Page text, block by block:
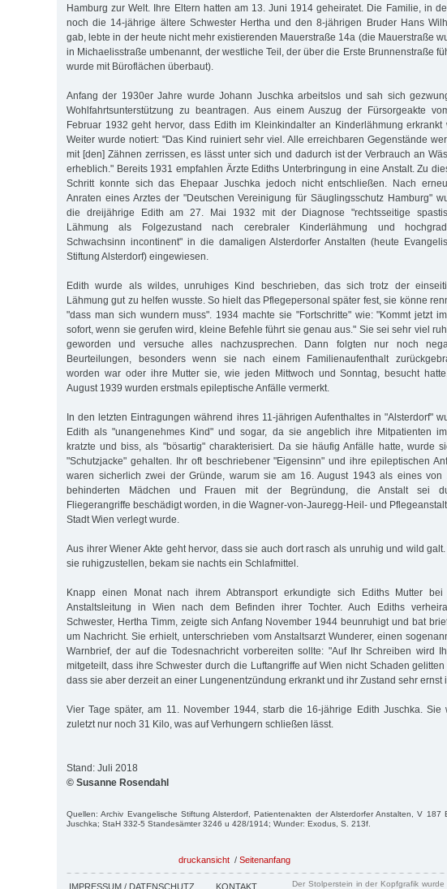
Hamburg zur Welt. Ihre Eltern hatten am 13. Juni 1914 geheiratet. Die Familie, in
noch die 14-jährige ältere Schwester Hertha und den 8-jährigen Bruder Hans
gab, lebte in der heute nicht mehr existierenden Mauerstraße 14a (die Mauerstraße
in Michaelisstraße umbenannt, der westliche Teil, der über die Erste Brunnenstraße
wurde mit Büroflächen überbaut).
Anfang der 1930er Jahre wurde Johann Juschka arbeitslos und sah sich
Wohlfahrtsunterstützung zu beantragen. Aus einem Auszug der Fürsorgeakte
Februar 1932 geht hervor, dass Edith im Kleinkindalter an Kinderlähmung erkrankt
Weiter wurde notiert: "Das Kind ruiniert sehr viel. Alle erreichbaren Gegenstände
mit [den] Zähnen zerrissen, es lässt unter sich und dadurch ist der Verbrauch an
erheblich." Bereits 1931 empfahlen Ärzte Ediths Unterbringung in eine Anstalt. Zu
Schritt konnte sich das Ehepaar Juschka jedoch nicht entschließen. Nach
Anraten eines Arztes der "Deutschen Vereinigung für Säuglingsschutz Hamburg"
die dreijährige Edith am 27. Mai 1932 mit der Diagnose "rechtsseitige
Lähmung als Folgezustand nach cerebraler Kinderlähmung und
Schwachsinn incontinent" in die damaligen Alsterdorfer Anstalten (heute
Stiftung Alsterdorf) eingewiesen.
Edith wurde als wildes, unruhiges Kind beschrieben, das sich trotz der
Lähmung gut zu helfen wusste. So hielt das Pflegepersonal später fest, sie könne
"dass man sich wundern muss". 1934 machte sie "Fortschritte" wie: "Kommt jetzt
sofort, wenn sie gerufen wird, kleine Befehle führt sie genau aus." Sie sei sehr viel
geworden und versuche alles nachzusprechen. Dann folgten nur noch
Beurteilungen, besonders wenn sie nach einem Familienaufenthalt
worden war oder ihre Mutter sie, wie jeden Mittwoch und Sonntag, besucht
August 1939 wurden erstmals epileptische Anfälle vermerkt.
In den letzten Eintragungen während ihres 11-jährigen Aufenthaltes in "Alsterdorf"
Edith als "unangenehmes Kind" und sogar, da sie angeblich ihre Mitpatienten
kratzte und biss, als "bösartig" charakterisiert. Da sie häufig Anfälle hatte, wurde
"Schutzjacke" gehalten. Ihr oft beschriebener "Eigensinn" und ihre epileptischen
waren sicherlich zwei der Gründe, warum sie am 16. August 1943 als eines von
behinderten Mädchen und Frauen mit der Begründung, die Anstalt sei
Fliegerangriffe beschädigt worden, in die Wagner-von-Jauregg-Heil- und
Stadt Wien verlegt wurde.
Aus ihrer Wiener Akte geht hervor, dass sie auch dort rasch als unruhig und wild
sie ruhigzustellen, bekam sie nachts ein Schlafmittel.
Knapp einen Monat nach ihrem Abtransport erkundigte sich Ediths Mutter bei
Anstaltsleitung in Wien nach dem Befinden ihrer Tochter. Auch Ediths
Schwester, Hertha Timm, zeigte sich Anfang November 1944 beunruhigt und bat
um Nachricht. Sie erhielt, unterschrieben vom Anstaltsarzt Wunderer, einen
Warnbrief, der auf die Todesnachricht vorbereiten sollte: "Auf Ihr Schreiben wird
mitgeteilt, dass ihre Schwester durch die Luftangriffe auf Wien nicht Schaden gelitten
dass sie aber derzeit an einer Lungenentzündung erkrankt und ihr Zustand sehr ernst
Vier Tage später, am 11. November 1944, starb die 16-jährige Edith Juschka. Sie
zuletzt nur noch 31 Kilo, was auf Verhungern schließen lässt.
Stand: Juli 2018
© Susanne Rosendahl
Quellen: Archiv Evangelische Stiftung Alsterdorf, Patientenakten der Alsterdorfer Anstalten, V 187
Juschka; StaH 332-5 Standesämter 3246 u 428/1914; Wunder: Exodus, S. 213f.
druckansicht / Seitenanfang
IMPRESSUM / DATENSCHUTZ KONTAKT
Der Stolperstein in der Kopfgrafik